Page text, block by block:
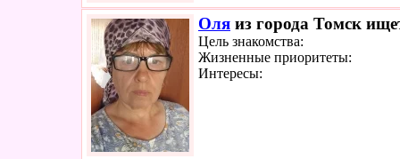
Оля из города Томск
Цель знакомства:
Жизненные приоритеты:
Интересы: